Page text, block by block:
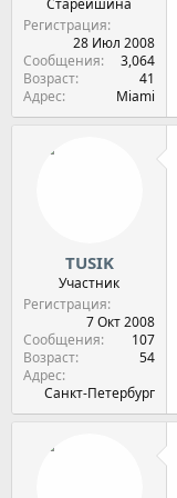
Регистрация
28 Июл 2008
Сообщения
3,064
Возраст
41
Адрес
Miami
TUSIK
Участник
Регистрация
7 Окт 2008
Сообщения
107
Возраст
54
Адрес
Санкт-Петербург